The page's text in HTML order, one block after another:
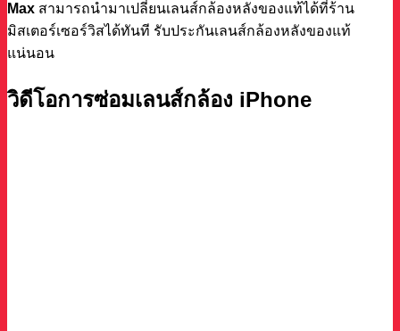
Max สามารถนำมาเปลี่ยนเลนส์กล้องหลังของแท้ได้ที่ร้าน
มิสเตอร์เซอร์วิสได้ทันที รับประกันเลนส์กล้องหลังของแท้
แน่นอน
วิดีโอการซ่อมเลนส์กล้อง iPhone